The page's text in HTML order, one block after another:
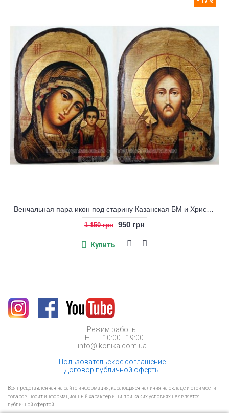
1 150 грн 950 грн
Купить
Режим работы
ПН-ПТ 10:00 - 19:00
info@ikonika.com.ua
Пользовательское соглашение
Договор публичной оферты
Вся представленная на сайте информация, касающаяся наличия на складе и стоимости
товаров, носит информационный характер и ни при каких условиях не является
публичной офертой.